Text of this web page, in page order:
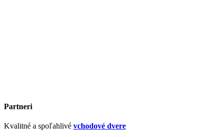
Partneri
Kvalitné a spoľahlivé vchodové dvere